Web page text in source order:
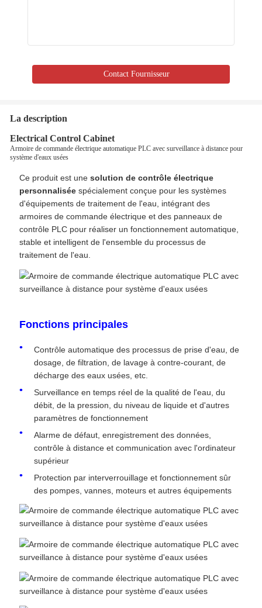
Contact Fournisseur
La description
Electrical Control Cabinet
Armoire de commande électrique automatique PLC avec surveillance à distance pour
système d'eaux usées
Ce produit est une solution de contrôle électrique
personnalisée spécialement conçue pour les systèmes
d'équipements de traitement de l'eau, intégrant des
armoires de commande électrique et des panneaux de
contrôle PLC pour réaliser un fonctionnement automatique,
stable et intelligent de l'ensemble du processus de
traitement de l'eau.
Fonctions principales
Contrôle automatique des processus de prise d'eau, de
dosage, de filtration, de lavage à contre-courant, de
décharge des eaux usées, etc.
Surveillance en temps réel de la qualité de l'eau, du
débit, de la pression, du niveau de liquide et d'autres
paramètres de fonctionnement
Alarme de défaut, enregistrement des données,
contrôle à distance et communication avec l'ordinateur
supérieur
Protection par interverrouillage et fonctionnement sûr
des pompes, vannes, moteurs et autres équipements